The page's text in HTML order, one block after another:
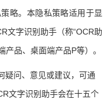
略。本隐私策略适用于显
文字识别助手（称“OCR助
产品、桌面端产品P等）。
疑问、意见或建议，可通
文字识别助手会在十五个